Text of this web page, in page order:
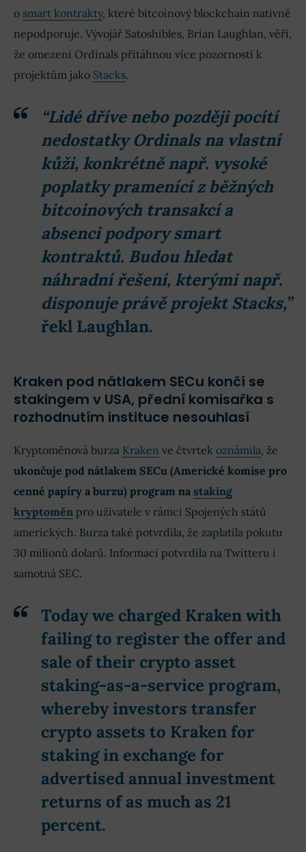
o smart kontrakty, které bitcoinový blockchain nativně
nepodporuje. Vývojář Satoshibles, Brian Laughlan, věří,
že omezení Ordinals přitáhnou více pozornosti k
projektům jako Stacks.
“Lidé dříve nebo později pocítí
nedostatky Ordinals na vlastní
kůži, konkrétně např. vysoké
poplatky pramenící z běžných
bitcoinových transakcí a
absenci podpory smart
kontraktů. Budou hledat
náhradní řešení, kterými např.
disponuje právě projekt Stacks,”
řekl Laughlan.
Kraken pod nátlakem SECu končí se
stakingem v USA, přední komisařka s
rozhodnutím instituce nesouhlasí
Kryptoměnová burza Kraken ve čtvrtek oznámila, že
ukončuje pod nátlakem SECu (Americké komise pro
cenné papíry a burzu) program na staking
kryptoměn pro uživatele v rámci Spojených států
amerických. Burza také potvrdila, že zaplatila pokutu
30 milionů dolarů. Informaci potvrdila na Twitteru i
samotná SEC.
Today we charged Kraken with
failing to register the offer and
sale of their crypto asset
staking-as-a-service program,
whereby investors transfer
crypto assets to Kraken for
staking in exchange for
advertised annual investment
returns of as much as 21
percent.